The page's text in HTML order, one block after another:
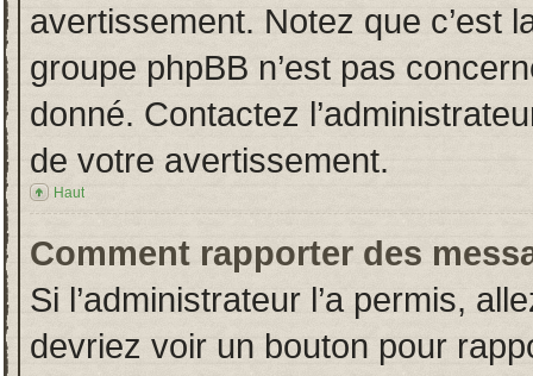
avertissement. Notez que c’est
groupe phpBB n’est pas
donné. Contactez
de votre avertissement.
Haut
Comment rapporter des
Si l’administrateur l’a permis,
devriez voir un bouton pour